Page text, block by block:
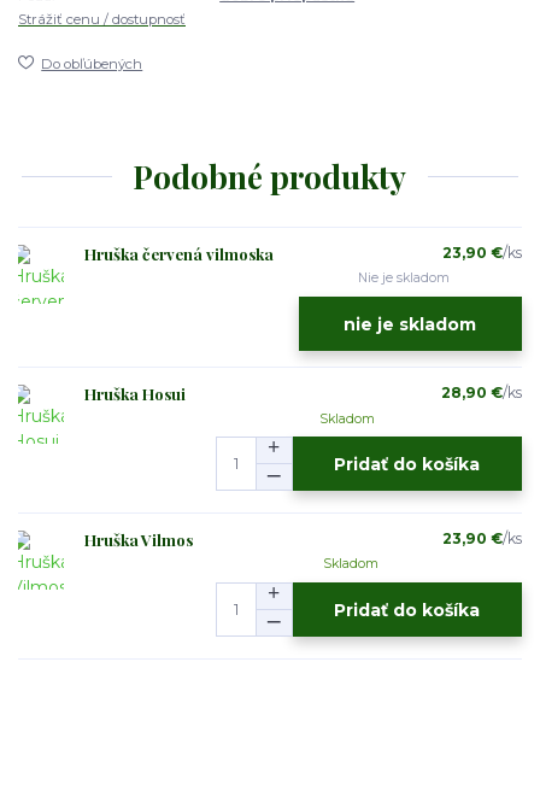
Strážiť cenu / dostupnosť
Do obľúbených
Podobné produkty
Hruška červená vilmoska 23,90 €/ks
Nie je skladom
nie je skladom
Hruška Hosui 28,90 €/ks
Skladom
Pridať do košíka
Hruška Vilmos 23,90 €/ks
Skladom
Pridať do košíka